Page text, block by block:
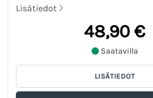
Lisätiedot
48,90 €
Saatavilla